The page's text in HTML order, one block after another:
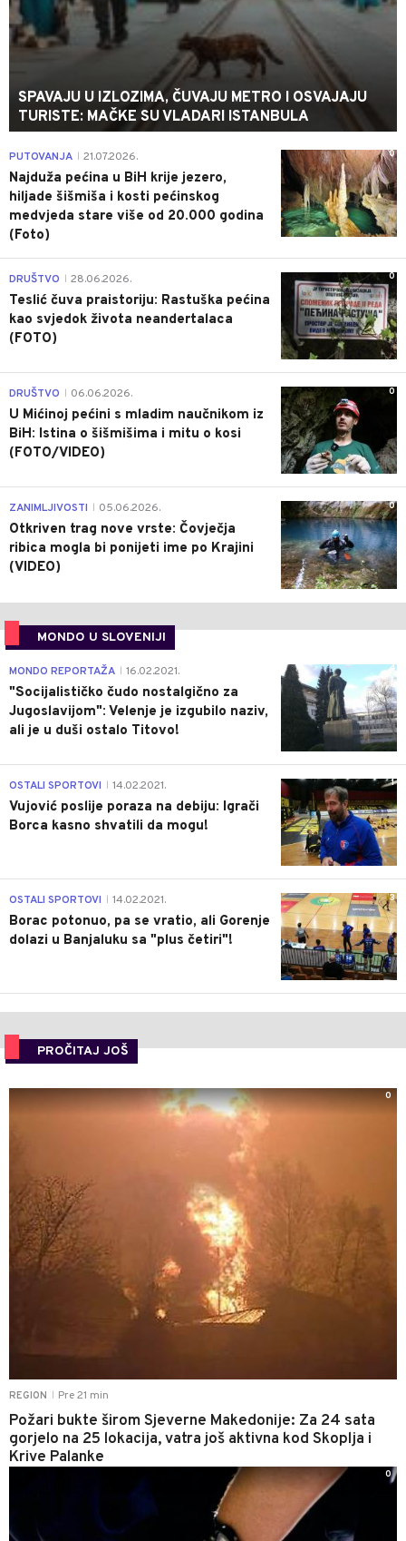
SPAVAJU U IZLOZIMA, ČUVAJU METRO I OSVAJAJU
TURISTE: MAČKE SU VLADARI ISTANBULA
0
PUTOVANJA 21.07.2026.
Najduža pećina u BiH krije jezero,
hiljade šišmiša i kosti pećinskog
medvjeda stare više od 20.000 godina
(Foto)
0
DRUŠTVO 28.06.2026.
Teslić čuva praistoriju: Rastuška pećina
kao svjedok života neandertalaca
(FOTO)
0
DRUŠTVO 06.06.2026.
U Mićinoj pećini s mladim naučnikom iz
BiH: Istina o šišmišima i mitu o kosi
(FOTO/VIDEO)
0
ZANIMLJIVOSTI 05.06.2026.
Otkriven trag nove vrste: Čovječja
ribica mogla bi ponijeti ime po Krajini
(VIDEO)
MONDO U SLOVENIJI
4
MONDO REPORTAŽA 16.02.2021.
"Socijalističko čudo nostalgično za
Jugoslavijom": Velenje je izgubilo naziv,
ali je u duši ostalo Titovo!
1
OSTALI SPORTOVI 14.02.2021.
Vujović poslije poraza na debiju: Igrači
Borca kasno shvatili da mogu!
3
OSTALI SPORTOVI 14.02.2021.
Borac potonuo, pa se vratio, ali Gorenje
dolazi u Banjaluku sa "plus četiri"!
PROČITAJ JOŠ
REGION Pre 21 min
Požari bukte širom Sjeverne Makedonije: Za 24 sata
gorjelo na 25 lokacija, vatra još aktivna kod Skoplja i
Krive Palanke
0
0